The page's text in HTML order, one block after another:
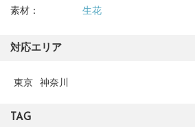
素材：
生花
対応エリア
東京 神奈川
TAG